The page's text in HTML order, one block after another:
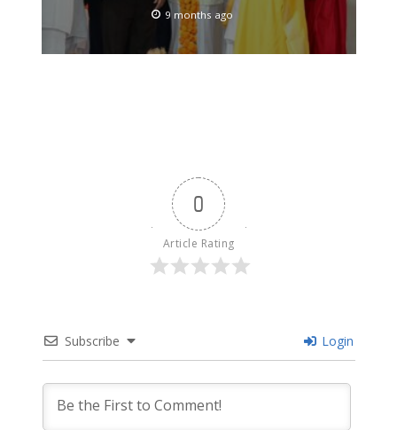
9 months ago
0
Article Rating
Subscribe Login